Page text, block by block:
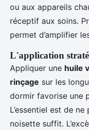
ou aux appareils
réceptif aux soins.
permet d’amplifier
L'application
Appliquer une huile
rinçage sur les
dormir favorise une
L’essentiel est de
noisette suffit.